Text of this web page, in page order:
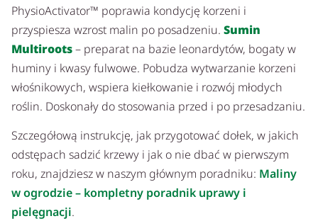
PhysioActivator™ poprawia kondycję korzeni i
przyspiesza wzrost malin po posadzeniu. Sumin
Multiroots– preparat na bazie leonardytów, bogaty w
huminy i kwasy fulwowe. Pobudza wytwarzanie korzeni
włośnikowych, wspiera kiełkowanie i rozwój młodych
roślin. Doskonały do stosowania przed i po przesadzaniu.
Szczegółową instrukcję, jak przygotować dołek, w jakich
odstępach sadzić krzewy i jak o nie dbać w pierwszym
roku, znajdziesz w naszym głównym poradniku: Maliny
w ogrodzie – kompletny poradnik uprawy i
pielęgnacji.